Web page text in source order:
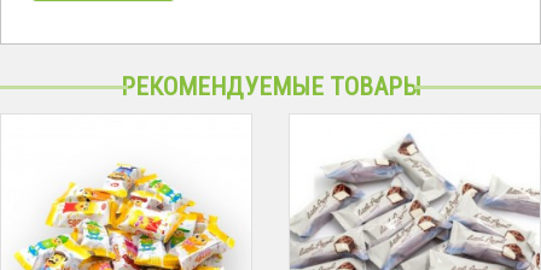
РЕКОМЕНДУЕМЫЕ ТОВАРЫ